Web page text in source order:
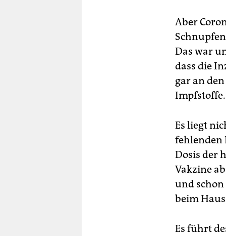
Aber
Das war
dass die
gar an
Impfstoffe.
Es liegt
fehlenden
Dosis der
Vakzine
und
beim
Es führt